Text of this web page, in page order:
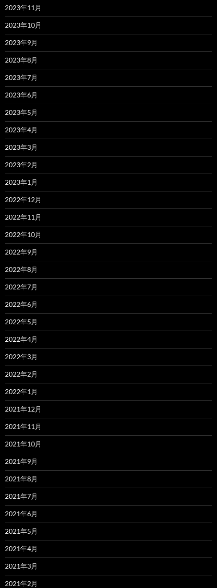
2023年11月
2023年10月
2023年9月
2023年8月
2023年7月
2023年6月
2023年5月
2023年4月
2023年3月
2023年2月
2023年1月
2022年12月
2022年11月
2022年10月
2022年9月
2022年8月
2022年7月
2022年6月
2022年5月
2022年4月
2022年3月
2022年2月
2022年1月
2021年12月
2021年11月
2021年10月
2021年9月
2021年8月
2021年7月
2021年6月
2021年5月
2021年4月
2021年3月
2021年2月